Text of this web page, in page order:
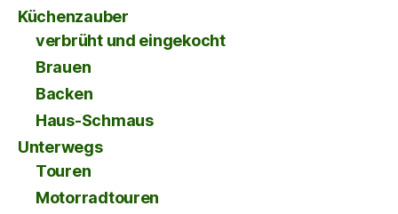
Küchenzauber
verbrüht und eingekocht
Brauen
Backen
Haus-Schmaus
Unterwegs
Touren
Motorradtouren